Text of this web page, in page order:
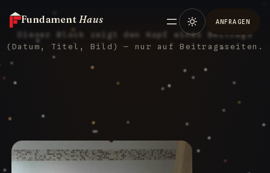
Fundament Haus ANFRAGEN
Dieser Block zeigt den Kopf eines Beitrags
(Datum, Titel, Bild) — nur auf Beitragsseiten.